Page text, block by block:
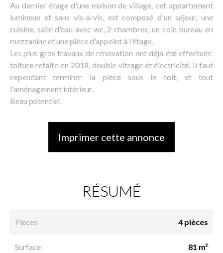
Au dernier étage d'une maison de village, cet appartement
lumineux et sans vis-à-vis, est composé d'un séjour, une
cuisine, salle d'eau avec wc, 2 chambres, un coin bureau en
mezzanine et une pièce d'appoint à l'étage.
Les plus gros travaux de rénovation ont déjà été effectués:
toiture refaite en 2018, double vitrage et électricité. Il faut
cependant terminer la pièce sous le toit, et tout
l'aménagement intérieur.
Beau potentiel.
Imprimer cette annonce
RÉSUMÉ
Pièces 4 pièces
Surface 81 m²